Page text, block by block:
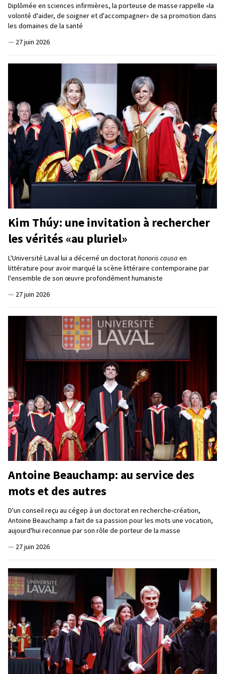
Diplômée en sciences infirmières, la porteuse de masse rappelle «la
volonté d'aider, de soigner et d'accompagner» de sa promotion dans
les domaines de la santé
— 27 juin 2026
Kim Thúy: une invitation à rechercher
les vérités «au pluriel»
L'Université Laval lui a décerné un doctorathonoris causa en
littérature pour avoir marqué la scène littéraire contemporaine par
l'ensemble de son œuvre profondément humaniste
— 27 juin 2026
Antoine Beauchamp: au service des
mots et des autres
D'un conseil reçu au cégep à un doctorat en recherche-création,
Antoine Beauchamp a fait de sa passion pour les mots une vocation,
aujourd'hui reconnue par son rôle de porteur de la masse
— 27 juin 2026